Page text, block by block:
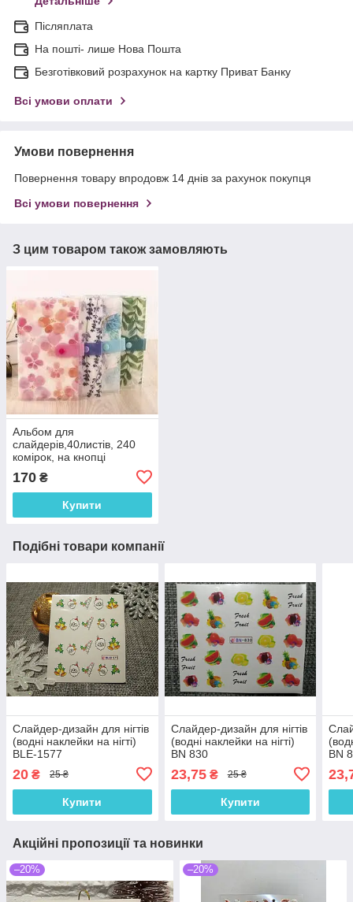
Післяплата
На пошті- лише Нова Пошта
Безготівковий розрахунок на картку Приват Банку
Всі умови оплати
Умови повернення
Повернення товару впродовж 14 днів за рахунок покупця
Всі умови повернення
З цим товаром також замовляють
Альбом для
слайдерів,40листів, 240
комірок, на кнопці
170 ₴
Купити
Подібні товари компанії
Слайдер-дизайн для нігтів
(водні наклейки на нігті)
BLE-1577
20 ₴ 25 ₴
Купити
Слайдер-дизайн для нігтів
(водні наклейки на нігті)
BN 830
23,75₴ 25 ₴
Купити
BN
Акційні пропозиції та новинки
–20% –20%